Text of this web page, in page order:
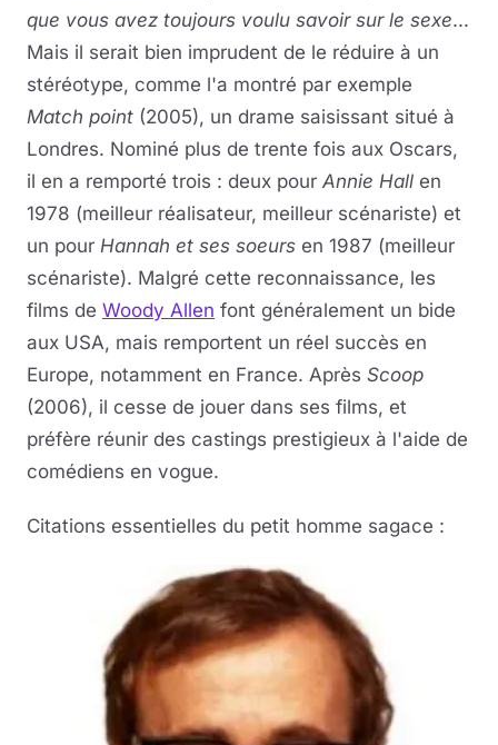
que vous avez toujours voulu savoir sur le sexe...
Mais il serait bien imprudent de le réduire à un
stéréotype, comme l'a montré par exemple
Match point (2005), un drame saisissant situé à
Londres. Nominé plus de trente fois aux Oscars,
il en a remporté trois : deux pour Annie Hall en
1978 (meilleur réalisateur, meilleur scénariste) et
un pour Hannah et ses soeurs en 1987 (meilleur
scénariste). Malgré cette reconnaissance, les
films de Woody Allen font généralement un bide
aux USA, mais remportent un réel succès en
Europe, notamment en France. Après Scoop
(2006), il cesse de jouer dans ses films, et
préfère réunir des castings prestigieux à l'aide de
comédiens en vogue.
Citations essentielles du petit homme sagace :